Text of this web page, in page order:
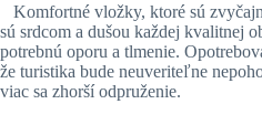
Komfortné vložky, ktoré sú
sú srdcom a dušou každej kvalitnej
potrebnú oporu a tlmenie.
že turistika bude neuveriteľne
viac sa zhorší odpruženie.